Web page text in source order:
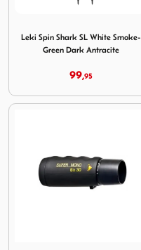
Leki Spin Shark SL White Smoke-
Green Dark Antracite
99,95